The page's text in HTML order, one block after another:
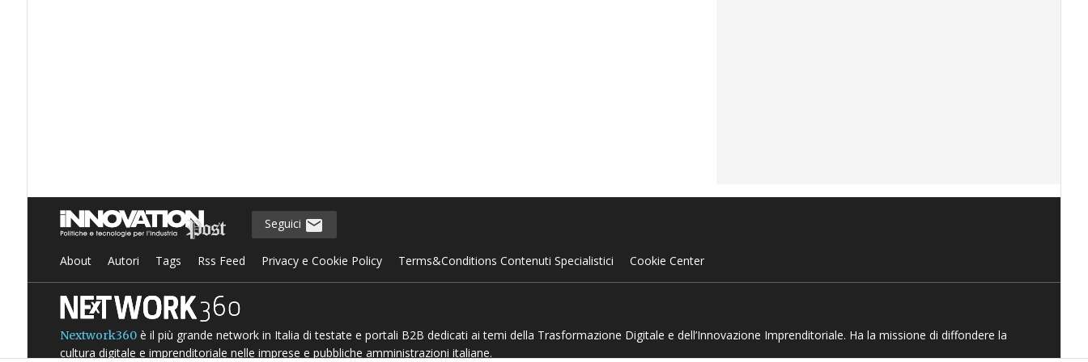
Seguici
About Autori Tags Rss Feed Privacy e Cookie Policy Terms&Conditions Contenuti Specialistici Cookie Center
Nextwork360è il più grande network in Italia di testate e portali B2B dedicati ai temi della Trasformazione Digitale e dell’Innovazione Imprenditoriale. Ha la missione di diffondere la
cultura digitale e imprenditoriale nelle imprese e pubbliche amministrazioni italiane.